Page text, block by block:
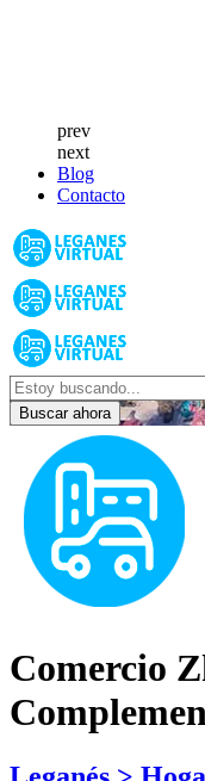
prev
next
Blog
Contacto
Buscar ahora
Comercio